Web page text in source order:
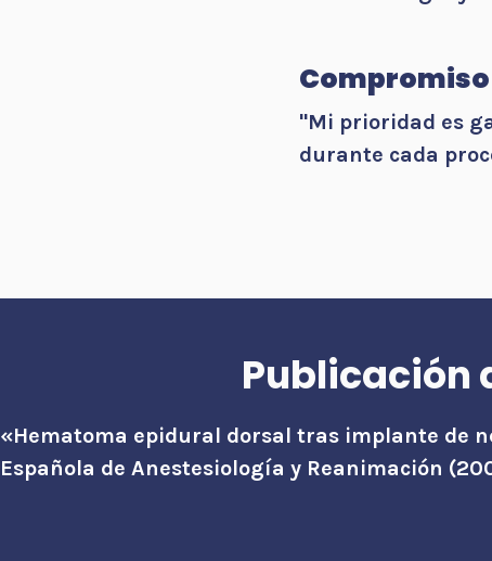
Compromiso
"Mi prioridad es
durante cada
Publicación
«Hematoma epidural dorsal tras implante de
Española de Anestesiología y Reanimación